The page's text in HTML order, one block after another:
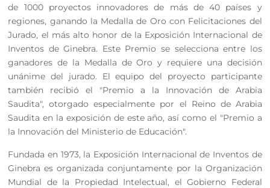
de 1000 proyectos innovadores de más de 40 países y
regiones, ganando la Medalla de Oro con Felicitaciones del
Jurado, el más alto honor de la Exposición Internacional de
Inventos de Ginebra. Este Premio se selecciona entre los
ganadores de la Medalla de Oro y requiere una decisión
unánime del jurado. El equipo del proyecto participante
también recibió el "Premio a la Innovación de Arabia
Saudita", otorgado especialmente por el Reino de Arabia
Saudita en la exposición de este año, así como el "Premio a
la Innovación del Ministerio de Educación".
Fundada en 1973, la Exposición Internacional de Inventos de
Ginebra es organizada conjuntamente por la Organización
Mundial de la Propiedad Intelectual, el Gobierno Federal